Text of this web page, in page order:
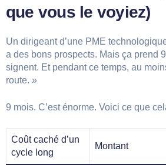
que vous le voyiez)
Un dirigeant d’une PME
a des bons prospects. Mais ça prend
signent. Et pendant ce temps, au
route. »
9 mois. C’est énorme. Voici ce que
Coût caché d’un
cycle long
Montant